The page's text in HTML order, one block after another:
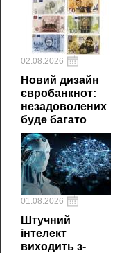
02.08.2026
Новий дизайн
євробанкнот:
незадоволених
буде багато
01.08.2026
Штучний
інтелект
виходить з-